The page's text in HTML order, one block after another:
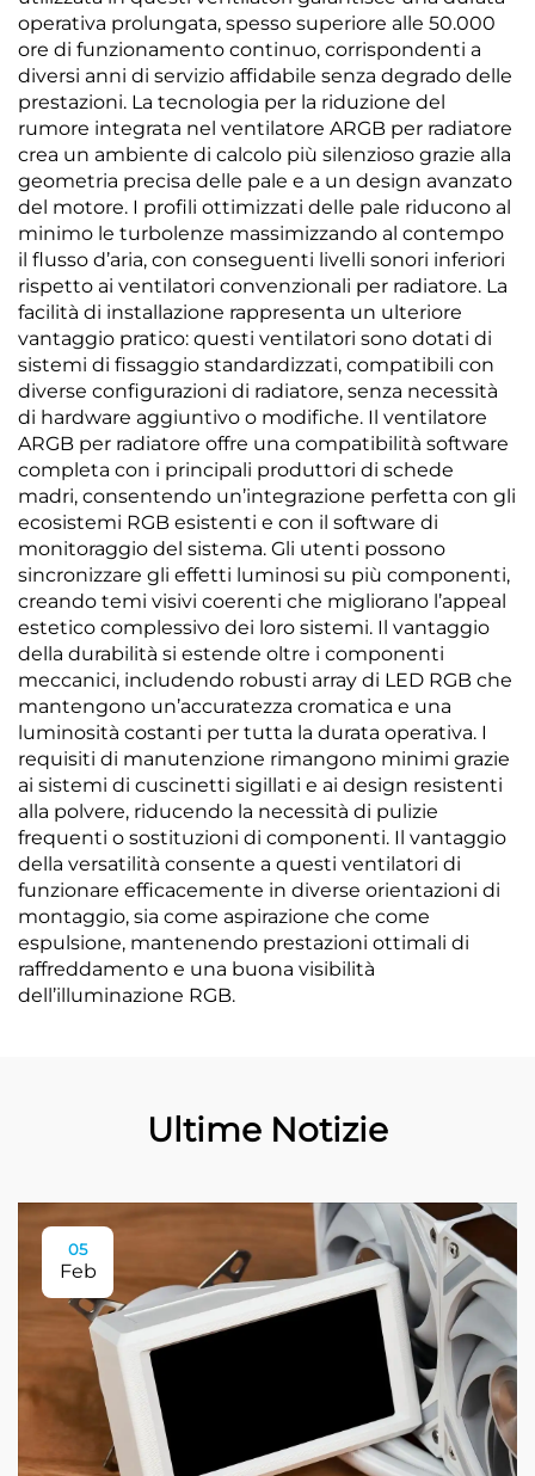
operativa prolungata, spesso superiore alle 50.000
ore di funzionamento continuo, corrispondenti a
diversi anni di servizio affidabile senza degrado delle
prestazioni. La tecnologia per la riduzione del
rumore integrata nel ventilatore ARGB per radiatore
crea un ambiente di calcolo più silenzioso grazie alla
geometria precisa delle pale e a un design avanzato
del motore. I profili ottimizzati delle pale riducono al
minimo le turbolenze massimizzando al contempo
il flusso d’aria, con conseguenti livelli sonori inferiori
rispetto ai ventilatori convenzionali per radiatore. La
facilità di installazione rappresenta un ulteriore
vantaggio pratico: questi ventilatori sono dotati di
sistemi di fissaggio standardizzati, compatibili con
diverse configurazioni di radiatore, senza necessità
di hardware aggiuntivo o modifiche. Il ventilatore
ARGB per radiatore offre una compatibilità software
completa con i principali produttori di schede
madri, consentendo un’integrazione perfetta con gli
ecosistemi RGB esistenti e con il software di
monitoraggio del sistema. Gli utenti possono
sincronizzare gli effetti luminosi su più componenti,
creando temi visivi coerenti che migliorano l’appeal
estetico complessivo dei loro sistemi. Il vantaggio
della durabilità si estende oltre i componenti
meccanici, includendo robusti array di LED RGB che
mantengono un’accuratezza cromatica e una
luminosità costanti per tutta la durata operativa. I
requisiti di manutenzione rimangono minimi grazie
ai sistemi di cuscinetti sigillati e ai design resistenti
alla polvere, riducendo la necessità di pulizie
frequenti o sostituzioni di componenti. Il vantaggio
della versatilità consente a questi ventilatori di
funzionare efficacemente in diverse orientazioni di
montaggio, sia come aspirazione che come
espulsione, mantenendo prestazioni ottimali di
raffreddamento e una buona visibilità
dell’illuminazione RGB.
Ultime Notizie
05
Feb